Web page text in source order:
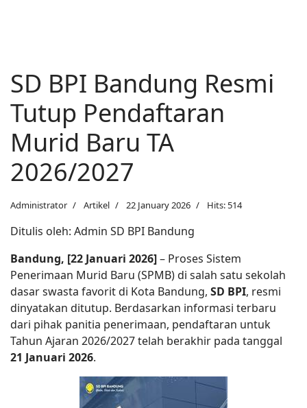
SD BPI Bandung Resmi
Tutup Pendaftaran
Murid Baru TA
2026/2027
Administrator Artikel 22 January 2026 Hits: 514
Ditulis oleh: Admin SD BPI Bandung
Bandung, [22 Januari 2026]– Proses Sistem
Penerimaan Murid Baru (SPMB) di salah satu sekolah
dasar swasta favorit di Kota Bandung, SD BPI, resmi
dinyatakan ditutup. Berdasarkan informasi terbaru
dari pihak panitia penerimaan, pendaftaran untuk
Tahun Ajaran 2026/2027 telah berakhir pada tanggal
21 Januari 2026.